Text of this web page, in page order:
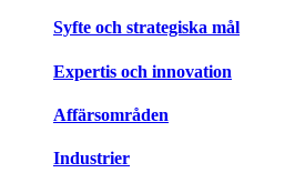
Syfte och strategiska mål
Expertis och innovation
Affärsområden
Industrier